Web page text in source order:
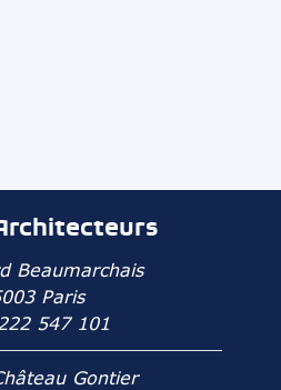
Beaumarchais
Paris
547 101
Gontier